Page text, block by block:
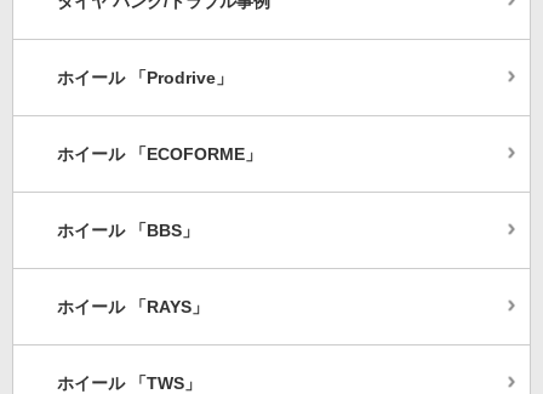
ホイール 「Prodrive」
ホイール 「ECOFORME」
ホイール 「BBS」
ホイール 「RAYS」
ホイール 「TWS」